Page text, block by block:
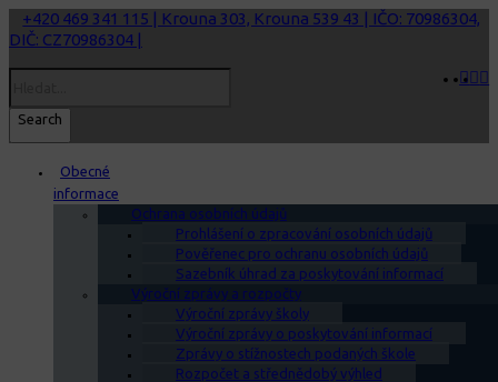
+420 469 341 115 | Krouna 303, Krouna 539 43 | IČO: 70986304,
DIČ: CZ70986304 |
Search
Obecné
informace
Ochrana osobních údajů
Prohlášení o zpracování osobních údajů
Pověřenec pro ochranu osobních údajů
Sazebník úhrad za poskytování informací
Výroční zprávy a rozpočty
Výroční zprávy školy
Výroční zprávy o poskytování informací
Zprávy o stížnostech podaných škole
Rozpočet a střednědobý výhled